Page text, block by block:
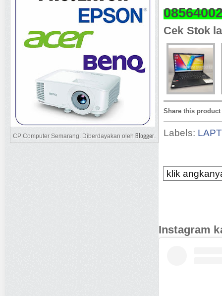
Cek Stok
Share this product
Labels:
klik
Instagram
CP Computer Semarang. Diberdayakan oleh Blogger.